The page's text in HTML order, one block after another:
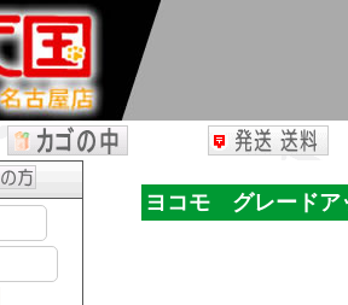
ヨコモ グレードア